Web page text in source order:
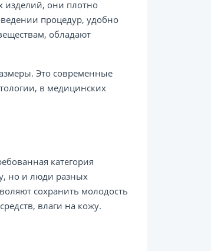
изделий, они плотно
процедур, удобно
обладают
Это современные
в медицинских
категория
но и люди разных
сохранить молодость
влаги на кожу.